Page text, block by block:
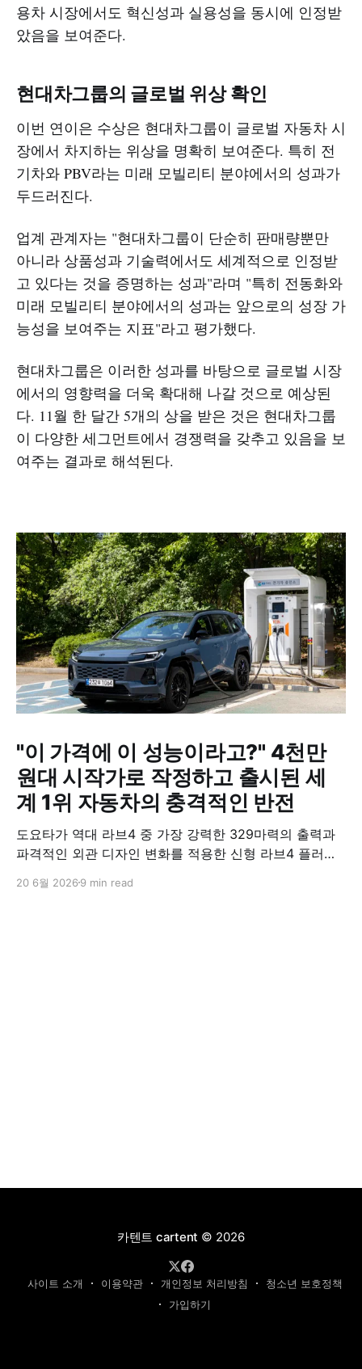
용차 시장에서도 혁신성과 실용성을 동시에 인정받
았음을 보여준다.
현대차그룹의 글로벌 위상 확인
이번 연이은 수상은 현대차그룹이 글로벌 자동차 시
장에서 차지하는 위상을 명확히 보여준다. 특히 전
기차와 PBV라는 미래 모빌리티 분야에서의 성과가
두드러진다.
업계 관계자는 "현대차그룹이 단순히 판매량뿐만
아니라 상품성과 기술력에서도 세계적으로 인정받
고 있다는 것을 증명하는 성과"라며 "특히 전동화와
미래 모빌리티 분야에서의 성과는 앞으로의 성장 가
능성을 보여주는 지표"라고 평가했다.
현대차그룹은 이러한 성과를 바탕으로 글로벌 시장
에서의 영향력을 더욱 확대해 나갈 것으로 예상된
다. 11월 한 달간 5개의 상을 받은 것은 현대차그룹
이 다양한 세그먼트에서 경쟁력을 갖추고 있음을 보
여주는 결과로 해석된다.
"이 가격에 이 성능이라고?" 4천만
원대 시작가로 작정하고 출시된 세
계 1위 자동차의 충격적인 반전
도요타가 역대 라브4 중 가장 강력한 329마력의 출력과
파격적인 외관 디자인 변화를 적용한 신형 라브4 플러그
충전이 가능하고 전기 모드로만 70km 이상 주행할 수 있
20 6월 2026 9 min read
카텐트 cartent © 2026
사이트 소개 이용약관 개인정보 처리방침
청소년 보호정책
가입하기